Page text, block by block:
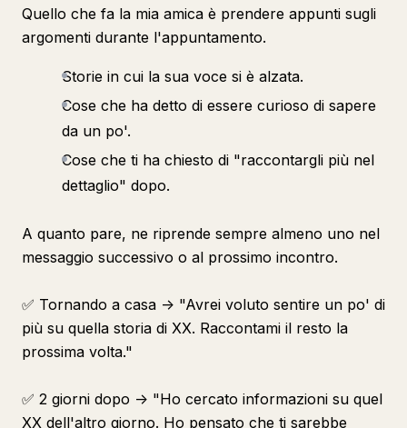
Quello che fa la mia amica è prendere appunti sugli
argomenti durante l'appuntamento.
Storie in cui la sua voce si è alzata.
Cose che ha detto di essere curioso di sapere
da un po'.
Cose che ti ha chiesto di "raccontargli più nel
dettaglio" dopo.
A quanto pare, ne riprende sempre almeno uno nel
messaggio successivo o al prossimo incontro.
✅ Tornando a casa -> "Avrei voluto sentire un po' di
più su quella storia di XX. Raccontami il resto la
prossima volta."
✅ 2 giorni dopo -> "Ho cercato informazioni su quel
XX dell'altro giorno. Ho pensato che ti sarebbe